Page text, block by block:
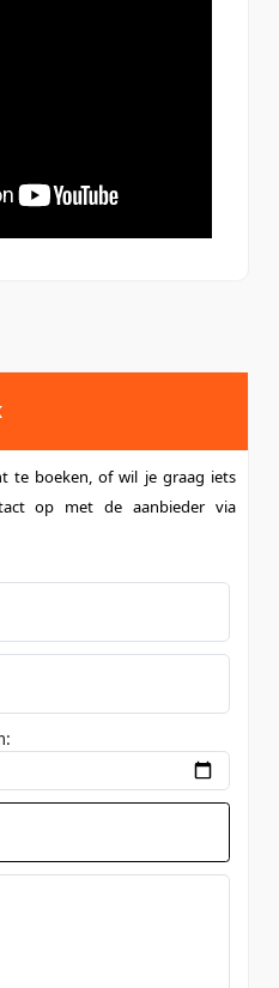
te boeken, of wil je graag iets
op met de aanbieder via